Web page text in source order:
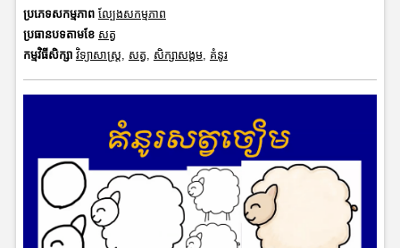
ប្រភេទសកម្មភាព ល្បែងសកម្មភាព
ប្រធានបទតាមខែ សត្វ
កម្មវិធីសិក្សា វិទ្យាសាស្រ្ត, សត្វ, សិក្សាសង្គម, គំនូរ